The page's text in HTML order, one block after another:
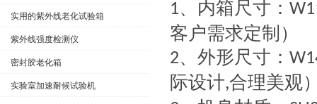
实用的紫外线老化试验箱
紫外线强度检测仪
密封胶老化箱
实验室加速耐候试验机
1、内箱尺寸：
客户需求定制）
2、外形尺寸：
际设计,合理美观